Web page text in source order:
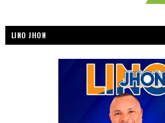
LINO JHON